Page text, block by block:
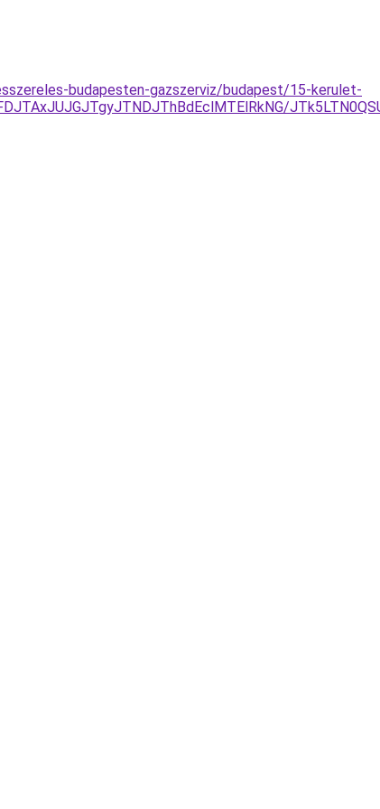
budapesten-gazszerviz/budapest/15-kerulet-